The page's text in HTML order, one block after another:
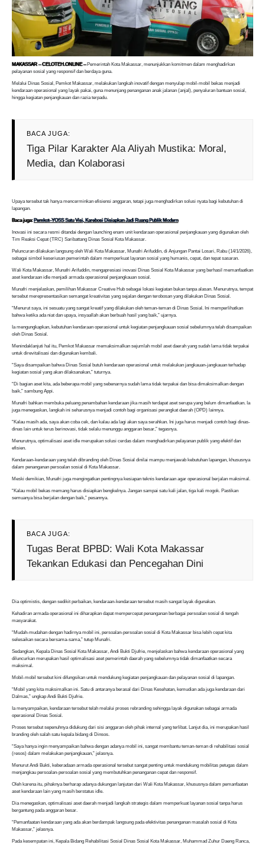
MAKASSAR – CELOTEH.ONLINE –Pemerintah Kota Makassar, menunjukkan komitmen dalam menghadirkan
pelayanan sosial yang responsif dan berdaya guna.
Melalui Dinas Sosial, Pemkot Makassar, melakukan langkah inovatif dengan menyulap mobil-mobil bekas menjadi
kendaraan operasional yang layak pakai, guna menunjang penanganan anak jalanan (anjal), penyaluran bantuan sosial,
hingga kegiatan penjangkauan dan razia terpadu.
BACA JUGA:
Tiga Pilar Karakter Ala Aliyah Mustika: Moral,
Media, dan Kolaborasi
Upaya tersebut tak hanya mencerminkan efisiensi anggaran, tetapi juga menghadirkan solusi nyata bagi kebutuhan di
lapangan.
Baca juga: Pemkot–YOSS Satu Visi, Karebosi Disiapkan Jadi Ruang Publik Modern
Inovasi ini secara resmi ditandai dengan launching enam unit kendaraan operasional penjangkauan yang digunakan oleh
Tim Reaksi Cepat (TRC) Saribattang Dinas Sosial Kota Makassar.
Peluncuran dilakukan langsung oleh Wali Kota Makassar, Munafri Arifuddin, di Anjungan Pantai Losari, Rabu (14/1/2026),
sebagai simbol keseriusan pemerintah dalam memperkuat layanan sosial yang humanis, cepat, dan tepat sasaran.
Wali Kota Makassar, Munafri Arifuddin, mengapresiasi inovasi Dinas Sosial Kota Makassar yang berhasil memanfaatkan
aset kendaraan idle menjadi armada operasional penjangkauan sosial.
Munafri menjelaskan, pemilihan Makassar Creative Hub sebagai lokasi kegiatan bukan tanpa alasan. Menurutnya, tempat
tersebut merepresentasikan semangat kreativitas yang sejalan dengan terobosan yang dilakukan Dinas Sosial.
“Menurut saya, ini sesuatu yang sangat kreatif yang dilakukan oleh teman-teman di Dinas Sosial. Ini memperlihatkan
bahwa ketika ada niat dan upaya, insyaallah akan berbuah hasil yang baik,” ujarnya.
Ia mengungkapkan, kebutuhan kendaraan operasional untuk kegiatan penjangkauan sosial sebelumnya telah disampaikan
oleh Dinas Sosial.
Menindaklanjuti hal itu, Pemkot Makassar memaksimalkan sejumlah mobil aset daerah yang sudah lama tidak terpakai
untuk direvitalisasi dan digunakan kembali.
“Saya disampaikan bahwa Dinas Sosial butuh kendaraan operasional untuk melakukan jangkauan-jangkauan terhadap
kegiatan sosial yang akan dilaksanakan,” tuturnya.
“Di bagian aset kita, ada beberapa mobil yang sebenarnya sudah lama tidak terpakai dan bisa dimaksimalkan dengan
baik,” sambung Appi.
Munafri bahkan membuka peluang penambahan kendaraan jika masih terdapat aset serupa yang belum dimanfaatkan. Ia
juga menegaskan, langkah ini seharusnya menjadi contoh bagi organisasi perangkat daerah (OPD) lainnya.
“Kalau masih ada, saya akan coba cek, dan kalau ada lagi akan saya serahkan. Ini juga harus menjadi contoh bagi dinas-
dinas lain untuk terus berinovasi, tidak selalu menunggu anggaran besar,” tegasnya.
Menurutnya, optimalisasi aset idle merupakan solusi cerdas dalam menghadirkan pelayanan publik yang efektif dan
efisien.
Kendaraan-kendaraan yang telah dibranding oleh Dinas Sosial dinilai mampu menjawab kebutuhan lapangan, khususnya
dalam penanganan persoalan sosial di Kota Makassar.
Meski demikian, Munafri juga mengingatkan pentingnya kesiapan teknis kendaraan agar operasional berjalan maksimal.
“Kalau mobil bekas memang harus disiapkan bengkelnya. Jangan sampai satu kali jalan, tiga kali mogok. Pastikan
semuanya bisa berjalan dengan baik,” pesannya.
BACA JUGA:
Tugas Berat BPBD: Wali Kota Makassar
Tekankan Edukasi dan Pencegahan Dini
Dia optimistis, dengan sedikit perbaikan, kendaraan-kendaraan tersebut masih sangat layak digunakan.
Kehadiran armada operasional ini diharapkan dapat mempercepat penanganan berbagai persoalan sosial di tengah
masyarakat.
“Mudah-mudahan dengan hadirnya mobil ini, persoalan-persoalan sosial di Kota Makassar bisa lebih cepat kita
selesaikan secara bersama-sama,” tutup Munafri.
Sedangkan, Kepala Dinas Sosial Kota Makassar, Andi Bukti Djufrie, menjelaskan bahwa kendaraan operasional yang
diluncurkan merupakan hasil optimalisasi aset pemerintah daerah yang sebelumnya tidak dimanfaatkan secara
maksimal.
Mobil-mobil tersebut kini difungsikan untuk mendukung kegiatan penjangkauan dan pelayanan sosial di lapangan.
“Mobil yang kita maksimalkan ini. Satu di antaranya berasal dari Dinas Kesehatan, kemudian ada juga kendaraan dari
Dalmas,” ungkap Andi Bukti Djufrie.
Ia menyampaikan, kendaraan tersebut telah melalui proses rebranding sehingga layak digunakan sebagai armada
operasional Dinas Sosial.
Proses tersebut sepenuhnya didukung dari sisi anggaran oleh pihak internal yang terlibat. Lanjut dia, ini merupakan hasil
branding oleh salah satu kepala bidang di Dinsos.
“Saya hanya ingin menyampaikan bahwa dengan adanya mobil ini, sangat membantu teman-teman di rehabilitasi sosial
(resos) dalam melakukan penjangkauan,” jelasnya.
Menurut Andi Bukti, keberadaan armada operasional tersebut sangat penting untuk mendukung mobilitas petugas dalam
menjangkau persoalan-persoalan sosial yang membutuhkan penanganan cepat dan responsif.
Oleh karena itu, pihaknya berharap adanya dukungan lanjutan dari Wali Kota Makassar, khususnya dalam pemanfaatan
aset kendaraan lain yang masih berstatus idle.
Dia menegaskan, optimalisasi aset daerah menjadi langkah strategis dalam memperkuat layanan sosial tanpa harus
bergantung pada anggaran besar.
“Pemanfaatan kendaraan yang ada akan berdampak langsung pada efektivitas penanganan masalah sosial di Kota
Makassar,” jelasnya.
Pada kesempatan ini, Kepala Bidang Rehabilitasi Sosial Dinas Sosial Kota Makassar, Muhammad Zuhur Daeng Ranca,